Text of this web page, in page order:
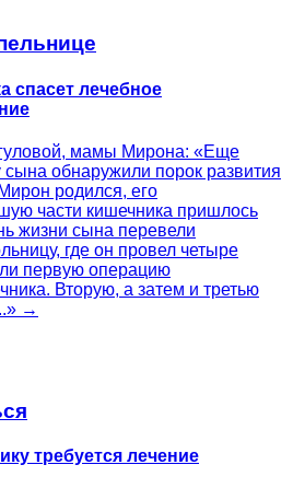
спасет лечебное
мамы Мирона: «Еще
сына обнаружили порок развития
родился, его
части кишечника пришлось
жизни сына перевели
где он провел четыре
первую операцию
Вторую, а затем и третью
→
требуется лечение